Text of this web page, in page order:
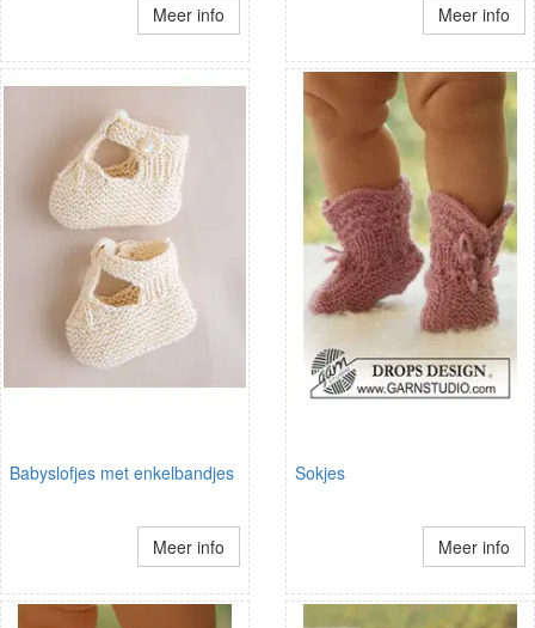
Meer info Meer info
Babyslofjes met enkelbandjes
Meer info
Sokjes
Meer info